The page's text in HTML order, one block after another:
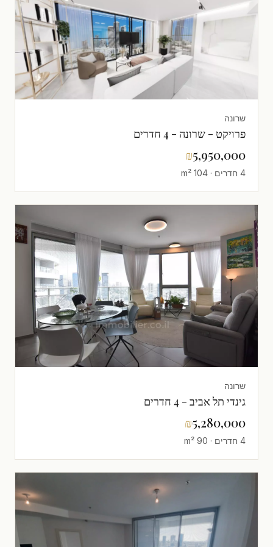
שרונה
פרויקט - שרונה - 4 חדרים
₪5,950,000
4 חדרים · 104 m²
שרונה
גינדי תל אביב - 4 חדרים
₪5,280,000
4 חדרים · 90 m²